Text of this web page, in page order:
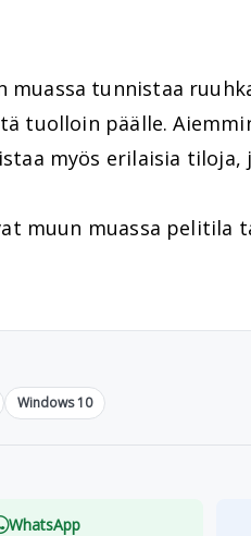
muassa tunnistaa
tuolloin päälle.
myös erilaisia tiloja,
muun muassa pelitila
Windows 10
WhatsApp